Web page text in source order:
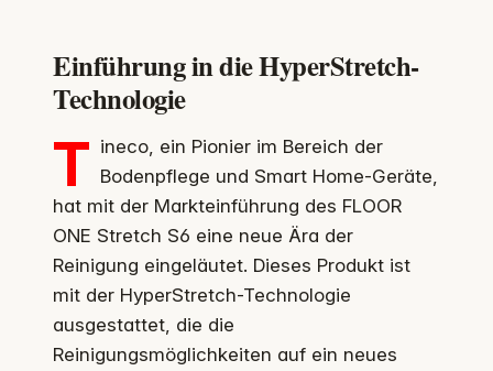
Einführung in die HyperStretch-
Technologie
T ineco, ein Pionier im Bereich der
Bodenpflege und Smart Home-Geräte,
hat mit der Markteinführung des FLOOR
ONE Stretch S6 eine neue Ära der
Reinigung eingeläutet. Dieses Produkt ist
mit der HyperStretch-Technologie
ausgestattet, die die
Reinigungsmöglichkeiten auf ein neues